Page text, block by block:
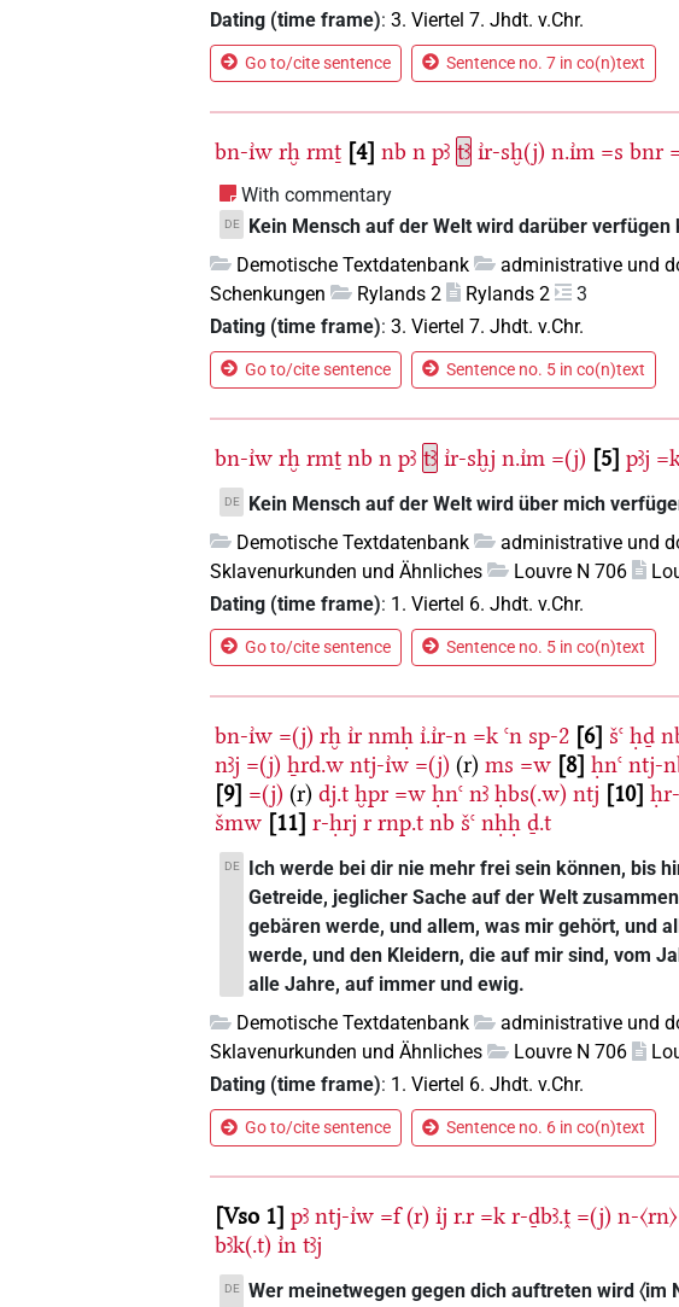
Dating (time frame):3. Viertel 7. Jhdt. v.Chr.
Go to/cite sentence Sentence no. 7 in co(n)text
bn-ı͗w rḫ rmṯ 4 nb n pꜣ tꜣ ı͗r-sḫ(j) n.ı͗m =s bnr
With commentary
DE
Kein Mensch auf der Welt wird darüber verfügen
Demotische Textdatenbank
administrative und
Schenkungen
Rylands 2 Rylands 2
3
Dating (time frame):3. Viertel 7. Jhdt. v.Chr.
Go to/cite sentence Sentence no. 5 in co(n)text
bn-ı͗w rḫ rmṯ nb n pꜣ tꜣ ı͗r-sḫj n.ı͗m =(j) 5 pꜣj
DE
Kein Mensch auf der Welt wird über mich
Demotische Textdatenbank
administrative und
Sklavenurkunden und Ähnliches
Louvre N 706
Dating (time frame): 1. Viertel 6. Jhdt. v.Chr.
Go to/cite sentence Sentence no. 5 in co(n)text
bn-ı͗w =(j) rḫ ı͗r nmḥ ı͗.ı͗r-n =k ꜥn sp-2 6 šꜥ ḥḏ
nꜣj =(j) ẖrd.w ntj-ı͗w =(j) (r) ms =w 8 ḥnꜥ ntj-
9 =(j) (r) dj.t ḫpr =w ḥnꜥ nꜣ ḥbs(.w) ntj 10
šmw 11 r-ḥrj r rnp.t nb šꜥ nḥḥ ḏ.t
DE
Ich werde bei dir nie mehr frei sein können, bis
Getreide, jeglicher Sache auf der Welt
gebären werde, und allem, was mir gehört, und
werde, und den Kleidern, die auf mir sind, vom
alle Jahre, auf immer und ewig.
Demotische Textdatenbank
administrative und
Sklavenurkunden und Ähnliches
Louvre N 706
Dating (time frame): 1. Viertel 6. Jhdt. v.Chr.
Go to/cite sentence Sentence no. 6 in co(n)text
Vso 1 pꜣ ntj-ı͗w =f (r) ı͗j r.r =k r-ḏbꜣ.ṱ =(j) n-〈rn〉
bꜣk(.t) ı͗n tꜣj
DE Wer meinetwegen gegen dich auftreten wird 〈im